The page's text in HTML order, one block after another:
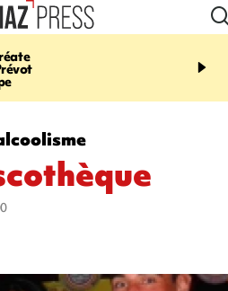
20:17
routière, concours de